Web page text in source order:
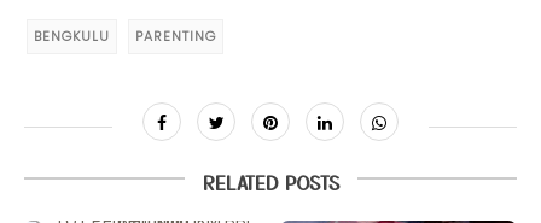
BENGKULU PARENTING
RELATED POSTS